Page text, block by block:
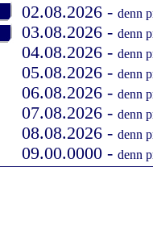
02.08.2026 - denn
03.08.2026 - denn
04.08.2026 - denn
05.08.2026 - denn
06.08.2026 - denn
07.08.2026 - denn
08.08.2026 - denn
09.00.0000 - denn